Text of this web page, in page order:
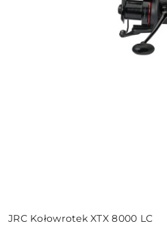
JRC Kołowrotek XTX 8000 LC